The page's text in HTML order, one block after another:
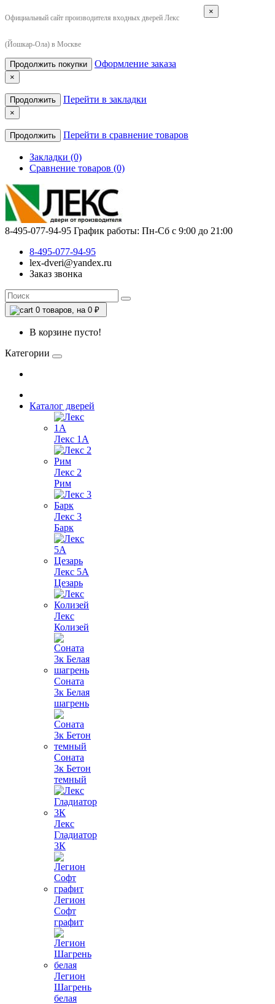
Официальный сайт производителя входных дверей Лекс
(Йошкар-Ола) в Москве
×
Продолжить покупки Оформление заказа
×
Продолжить Перейти в закладки
×
Продолжить Перейти в сравнение товаров
Закладки (0)
Сравнение товаров (0)
8-495-077-94-95 График работы: Пн-Сб с 9:00 до 21:00
8-495-077-94-95
lex-dveri@yandex.ru
Заказ звонка
0 товаров, на 0 ₽
В корзине пусто!
Категории
Каталог дверей
Лекс 1А
Лекс 2
Рим
Лекс 3
Барк
Лекс 5А
Цезарь
Лекс
Колизей
Соната
3к Белая
шагрень
Соната
3к Бетон
темный
Лекс
Гладиатор
3К
Легион
Софт
графит
Легион
Шагрень
белая